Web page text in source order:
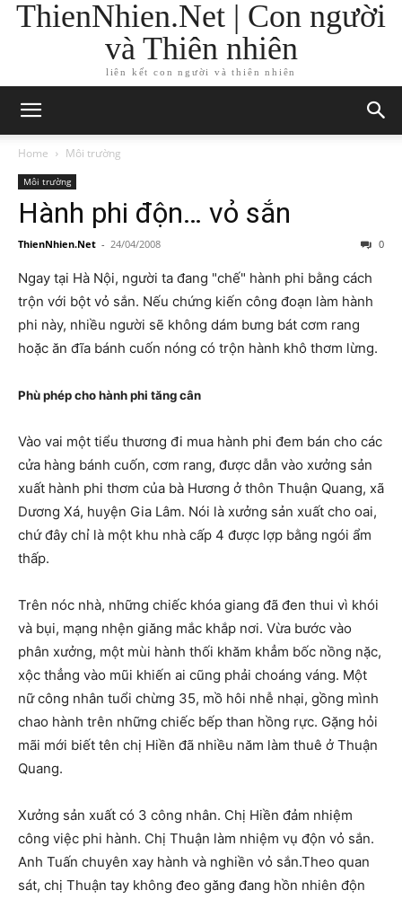
ThienNhien.Net | Con người
và Thiên nhiên
liên kết con người và thiên nhiên
Home Môi trường
Môi trường
Hành phi độn… vỏ sắn
ThienNhien.Net - 24/04/2008 0
Ngay tại Hà Nội, người ta đang "chế" hành phi bằng cách
trộn với bột vỏ sắn. Nếu chứng kiến công đoạn làm hành
phi này, nhiều người sẽ không dám bưng bát cơm rang
hoặc ăn đĩa bánh cuốn nóng có trộn hành khô thơm lừng.
Phù phép cho hành phi tăng cân
Vào vai một tiểu thương đi mua hành phi đem bán cho các
cửa hàng bánh cuốn, cơm rang, được dẫn vào xưởng sản
xuất hành phi thơm của bà Hương ở thôn Thuận Quang, xã
Dương Xá, huyện Gia Lâm. Nói là xưởng sản xuất cho oai,
chứ đây chỉ là một khu nhà cấp 4 được lợp bằng ngói ẩm
thấp.
Trên nóc nhà, những chiếc khóa giang đã đen thui vì khói
và bụi, mạng nhện giăng mắc khắp nơi. Vừa bước vào
phân xưởng, một mùi hành thối khăm khẳm bốc nồng nặc,
xộc thẳng vào mũi khiến ai cũng phải choáng váng. Một
nữ công nhân tuổi chừng 35, mồ hôi nhễ nhại, gồng mình
chao hành trên những chiếc bếp than hồng rực. Gặng hỏi
mãi mới biết tên chị Hiền đã nhiều năm làm thuê ở Thuận
Quang.
Xưởng sản xuất có 3 công nhân. Chị Hiền đảm nhiệm
công việc phi hành. Chị Thuận làm nhiệm vụ độn vỏ sắn.
Anh Tuấn chuyên xay hành và nghiền vỏ sắn.Theo quan
sát, chị Thuận tay không đeo găng đang hồn nhiên độn